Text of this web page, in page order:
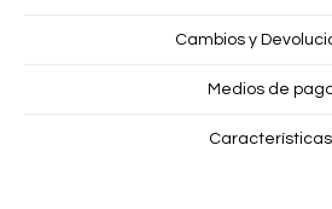
Cambios y
Medios de
Características